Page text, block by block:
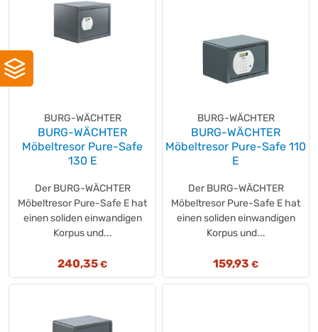
BURG-WÄCHTER
BURG-WÄCHTER
Möbeltresor Pure-Safe
130 E
Der BURG-WÄCHTER
Möbeltresor Pure-Safe E hat
einen soliden einwandigen
Korpus und...
240,35 €
BURG-WÄCHTER
BURG-WÄCHTER
Möbeltresor Pure-Safe 110
E
Der BURG-WÄCHTER
Möbeltresor Pure-Safe E hat
einen soliden einwandigen
Korpus und...
159,93 €